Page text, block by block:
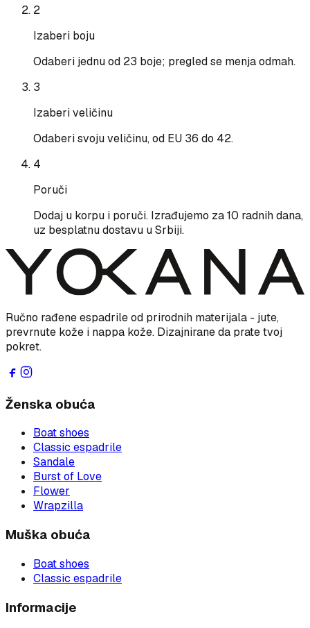
2
Izaberi boju
Odaberi jednu od 23 boje; pregled se menja odmah.
3
Izaberi veličinu
Odaberi svoju veličinu, od EU 36 do 42.
4
Poruči
Dodaj u korpu i poruči. Izrađujemo za 10 radnih dana,
uz besplatnu dostavu u Srbiji.
Ručno rađene espadrile od prirodnih materijala - jute,
prevrnute kože i nappa kože. Dizajnirane da prate tvoj
pokret.
Ženska obuća
Boat shoes
Classic espadrile
Sandale
Burst of Love
Flower
Wrapzilla
Muška obuća
Boat shoes
Classic espadrile
Informacije